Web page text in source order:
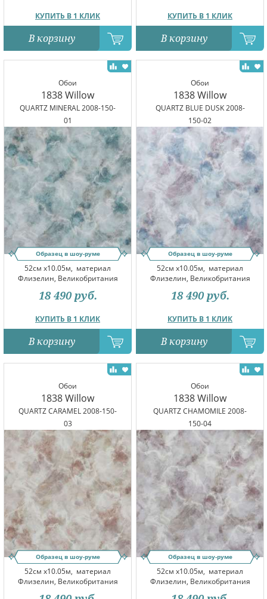
КУПИТЬ В 1 КЛИК
В корзину
КУПИТЬ В 1 КЛИК
В корзину
Обои
1838 Willow
QUARTZ MINERAL 2008-150-
01
Образец в шоу-руме
52см x10.05м, материал
Флизелин, Великобритания
КУПИТЬ В 1 КЛИК
18 490 руб.
В корзину
Обои
1838 Willow
QUARTZ BLUE DUSK 2008-
150-02
Образец в шоу-руме
52см x10.05м, материал
Флизелин, Великобритания
КУПИТЬ В 1 КЛИК
18 490 руб.
В корзину
Обои
1838 Willow
QUARTZ CARAMEL 2008-150-
03
Образец в шоу-руме
52см x10.05м, материал
Флизелин, Великобритания
Обои
1838 Willow
QUARTZ CHAMOMILE 2008-
150-04
Образец в шоу-руме
52см x10.05м, материал
Флизелин, Великобритания